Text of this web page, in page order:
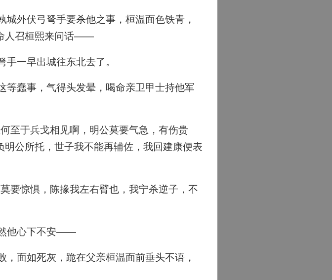
外伏弓弩手要杀他之事，桓温面色铁青，
人召桓熙来问话——
一早出城往东北去了。
蠢事，气得头发晕，喝命亲卫甲士持他军
至于兵戈相见啊，明公莫要气急，有伤贵
公所托，世子我不能再辅佐，我回建康便表
要惊惧，陈掾我左右臂也，我宁杀逆子，不
他心下不安——
面如死灰，跪在父亲桓温面前垂头不语，